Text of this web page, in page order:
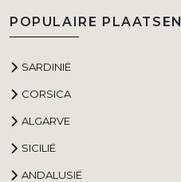
POPULAIRE PLAATSEN
SARDINIË
CORSICA
ALGARVE
SICILIË
ANDALUSIË